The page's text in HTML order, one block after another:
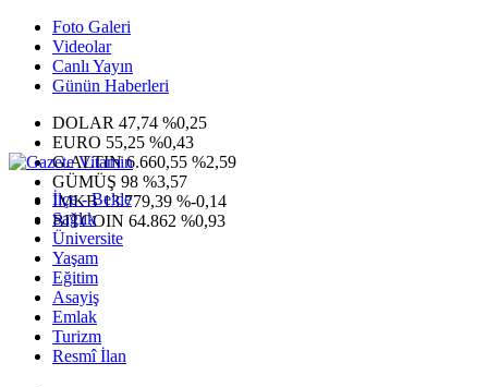
Foto Galeri
Videolar
Canlı Yayın
Günün Haberleri
DOLAR 47,74 %0,25
EURO 55,25 %0,43
G.ALTIN6.660,55 %2,59
GÜMÜŞ 98 %3,57
IMKB13.779,39 %-0,14
BITCOIN 64.862 %0,93
İlçe - Belde
Sağlık
Üniversite
Yaşam
Eğitim
Asayiş
Emlak
Turizm
Resmî İlan